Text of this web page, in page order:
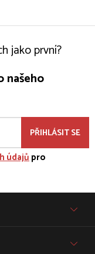
jako první?
našeho
PŘIHLÁSIT SE
údajůpro